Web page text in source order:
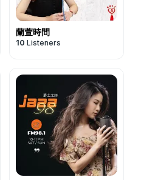
蘭萱時間
10 Listeners